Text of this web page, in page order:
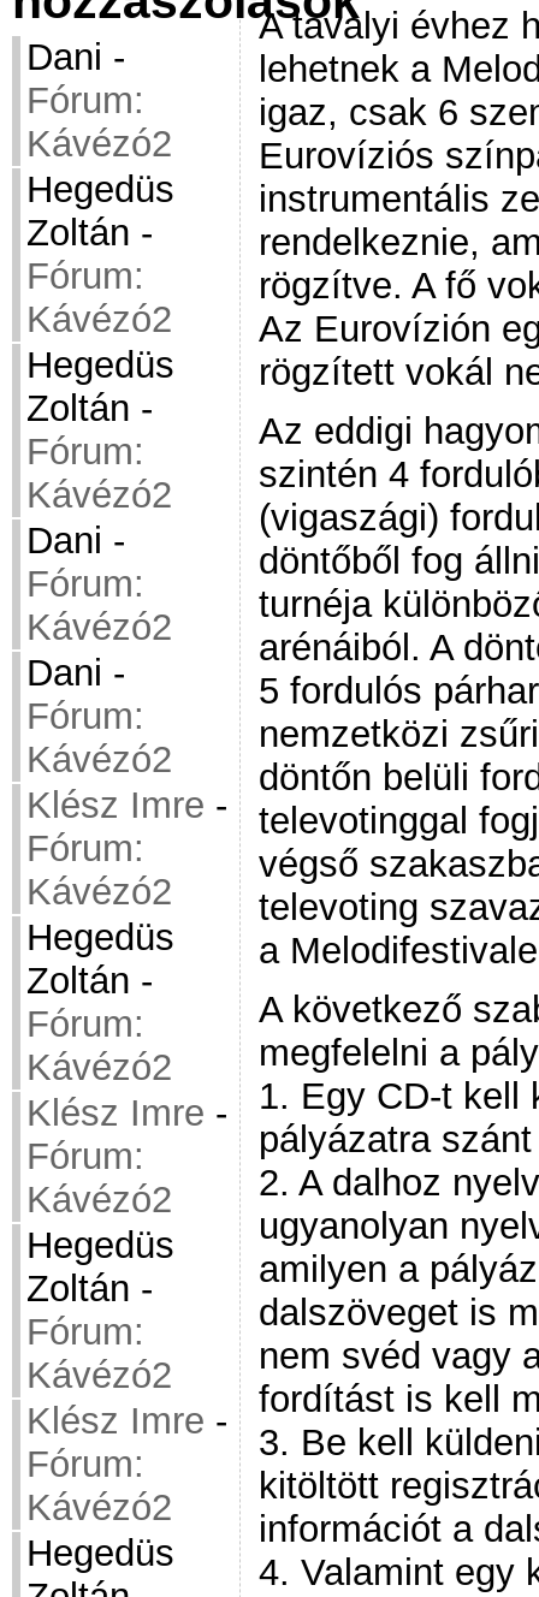
Dani -
Fórum:
Kávézó2
Hegedüs
Zoltán -
Fórum:
Kávézó2
Hegedüs
Zoltán -
Fórum:
Kávézó2
Dani -
Fórum:
Kávézó2
Dani -
Fórum:
Kávézó2
Klész Imre -
Fórum:
Kávézó2
Hegedüs
Zoltán -
Fórum:
Kávézó2
Klész Imre -
Fórum:
Kávézó2
Hegedüs
Zoltán -
Fórum:
Kávézó2
Klész Imre -
Fórum:
Kávézó2
Hegedüs
A tavalyi évhez
lehetnek a
igaz, csak 6
Eurovíziós
instrumentális
rendelkeznie,
rögzítve. A fő
Az Eurovízión
rögzített vokál
Az eddigi
szintén 4
(vigaszági)
döntőből fog
turnéja
arénáiból. A
5 fordulós
nemzetközi
döntőn belüli
televotinggal
végső
televoting
a
A következő
megfelelni a
1. Egy CD-t kell
pályázatra
2. A dalhoz
ugyanolyan
amilyen a
dalszöveget is
nem svéd vagy
fordítást is kell
3. Be kell
kitöltött
információt a
4. Valamint egy